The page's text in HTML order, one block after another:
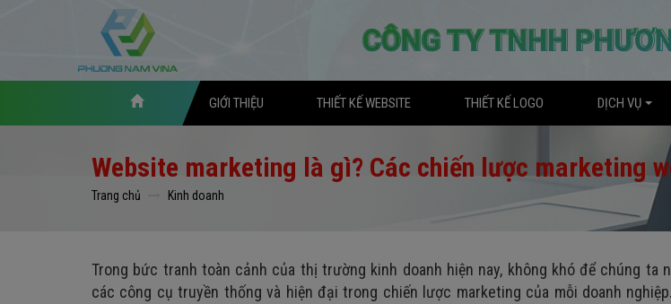
GIỚI THIỆU THIẾT KẾ WEBSITE THIẾT KẾ LOGO DỊCH VỤ
Website marketing là gì? Các chiến lược marketing
Trang chủ Kinh doanh
Trong bức tranh toàn cảnh của thị trường kinh doanh hiện nay, không khó để chúng ta
các công cụ truyền thống và hiện đại trong chiến lược marketing của mỗi doanh